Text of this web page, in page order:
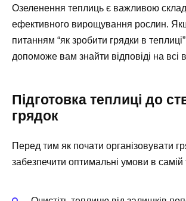
Озеленення теплиць є важливою
ефективного вирощування рослин.
питанням “як зробити грядки в
допоможе вам знайти відповіді на всі
Підготовка теплиці до
грядок
Перед тим як почати організовувати
забезпечити оптимальні умови в самій